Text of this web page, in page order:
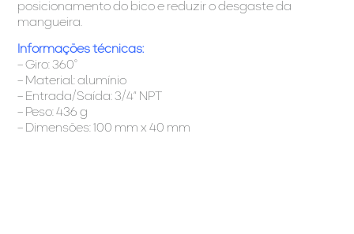
posicionamento do bico e reduzir o desgaste da
mangueira.
Informações técnicas:
– Giro: 360°
– Material: alumínio
– Entrada/Saída: 3/4” NPT
– Peso: 436 g
– Dimensões: 100 mm x 40 mm